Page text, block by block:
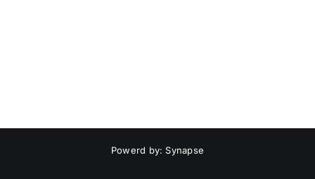
Powerd by: Synapse